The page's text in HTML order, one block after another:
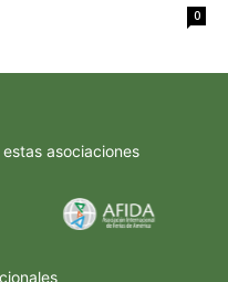
0
asociaciones